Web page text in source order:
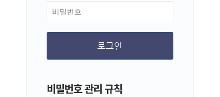
비밀번호 관리 규칙